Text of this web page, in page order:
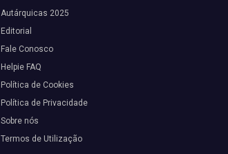
Autárquicas 2025
Editorial
Fale Conosco
Helpie FAQ
Política de Cookies
Política de Privacidade
Sobre nós
Termos de Utilização